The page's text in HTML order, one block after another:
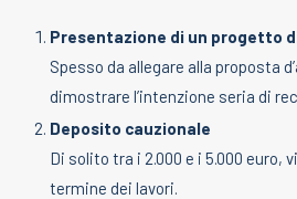
Presentazione di un progetto
Spesso da allegare alla proposta
dimostrare l’intenzione seria di
Deposito cauzionale
Di solito tra i 2.000 e i 5.000 euro,
termine dei lavori.